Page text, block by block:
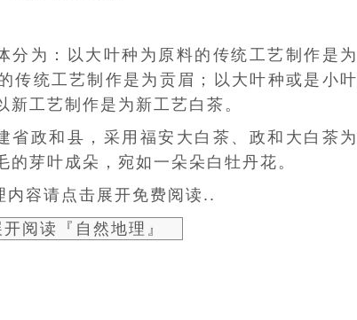
分为：以大叶种为原料的 传统工艺制作是为
传统工艺制作是为 贡眉 ；以大叶种或是小叶
新工艺制作是为 新工艺白茶。
省政和县，采用 福安大白茶 、 政和大白茶为
芽叶成朵，宛如一朵朵白牡丹花。
内容请点击展开免费阅读..
阅读『自然地理』